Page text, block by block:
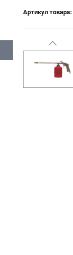
Артикул товара: